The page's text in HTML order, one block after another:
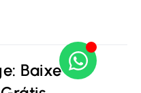
Baixe